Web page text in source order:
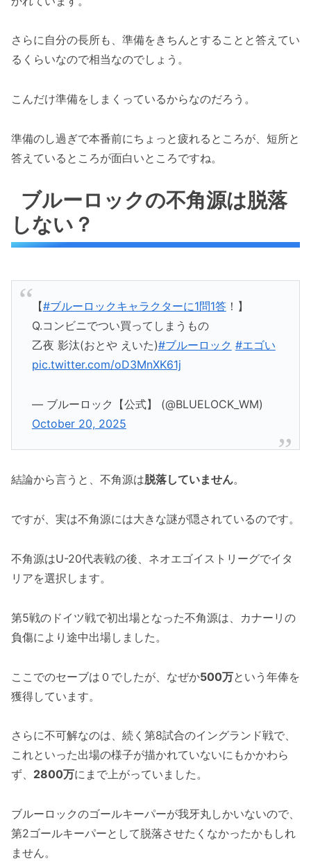
さらに自分の長所も、準備をきちんとすることと答えてい
るくらいなので相当なのでしょう。
こんだけ準備をしまくっているからなのだろう。
準備のし過ぎで本番前にちょっと疲れるところが、短所と
答えているところが面白いところですね。
ブルーロックの不角源は脱落
しない？
【#ブルーロックキャラクターに1問1答！】
Q.コンビニでつい買ってしまうもの
乙夜 影汰(おとや えいた)#ブルーロック #エゴい
pic.twitter.com/oD3MnXK61j
— ブルーロック【公式】 (@BLUELOCK_WM)
October 20, 2025
結論から言うと、不角源は脱落していません。
ですが、実は不角源には大きな謎が隠されているのです。
不角源はU-20代表戦の後、ネオエゴイストリーグでイタ
リアを選択します。
第5戦のドイツ戦で初出場となった不角源は、カナーリの
負傷により途中出場しました。
ここでのセーブは０でしたが、なぜか500万という年俸を
獲得しています。
さらに不可解なのは、続く第8試合のイングランド戦で、
これといった出場の様子が描かれていないにもかかわら
ず、 2800万にまで上がっていました。
ブルーロックのゴールキーパーが我牙丸しかいないので、
第2ゴールキーパーとして脱落させたくなかったかもしれ
ません。